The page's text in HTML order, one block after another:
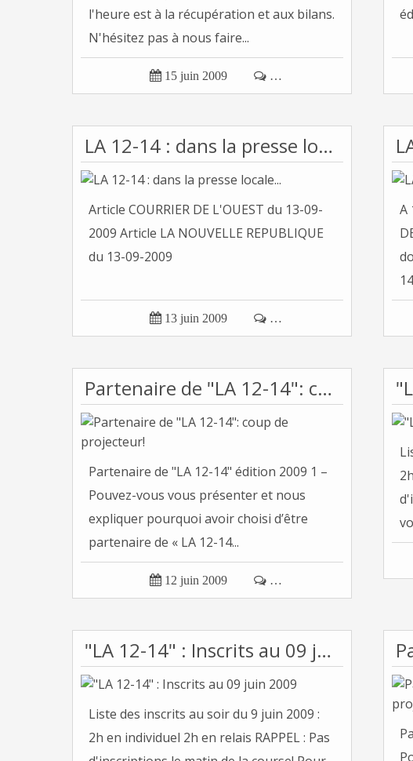
l'heure est à la récupération et aux bilans.
N'hésitez pas à nous faire...
 15 juin 2009  …
LA 12-14 : dans la presse locale...
Article COURRIER DE L'OUEST du 13-09-
2009 Article LA NOUVELLE REPUBLIQUE
du 13-09-2009
 13 juin 2009  …
A
Partenaire de "LA 12-14": coup de projecteur!
Partenaire de "LA 12-14" édition 2009 1 –
Pouvez-vous vous présenter et nous
expliquer pourquoi avoir choisi d’être
partenaire de « LA 12-14...
 12 juin 2009  …
"LA 12-14" : Inscrits au 09 juin 2009
Liste des inscrits au soir du 9 juin 2009 :
2h en individuel 2h en relais RAPPEL : Pas